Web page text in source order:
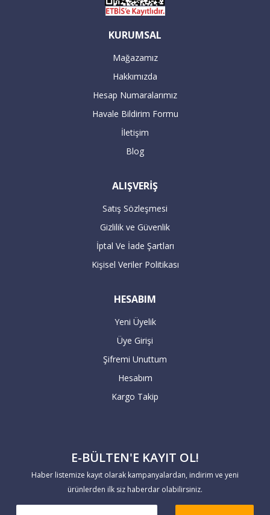
KURUMSAL
Mağazamız
Hakkımızda
Hesap Numaralarımız
Havale Bildirim Formu
İletişim
Blog
ALIŞVERİŞ
Satış Sözleşmesi
Gizlilik ve Güvenlik
İptal Ve İade Şartları
Kişisel Veriler Politikası
HESABIM
Yeni Üyelik
Üye Girişi
Şifremi Unuttum
Hesabım
Kargo Takip
E-BÜLTEN'E KAYIT OL!
Haber listemize kayıt olarak kampanyalardan, indirim ve yeni
ürünlerden ilk siz haberdar olabilirsiniz.